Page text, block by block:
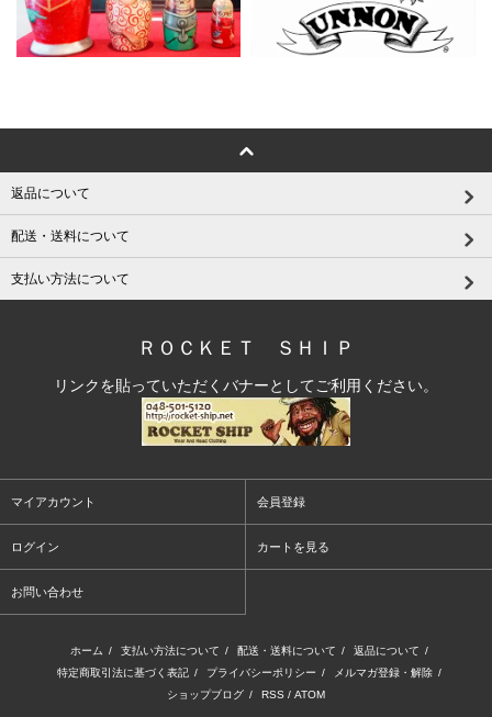
返品について
配送・送料について
支払い方法について
ＲＯＣＫＥＴ ＳＨＩＰ
リンクを貼っていただくバナーとしてご利用ください。
マイアカウント 会員登録
ログイン カートを見る
お問い合わせ
ホーム / 支払い方法について / 配送・送料について / 返品について /
特定商取引法に基づく表記 / プライバシーポリシー / メルマガ登録・解除 /
ショップブログ / RSS / ATOM